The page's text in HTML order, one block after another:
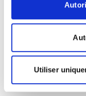
Utiliser